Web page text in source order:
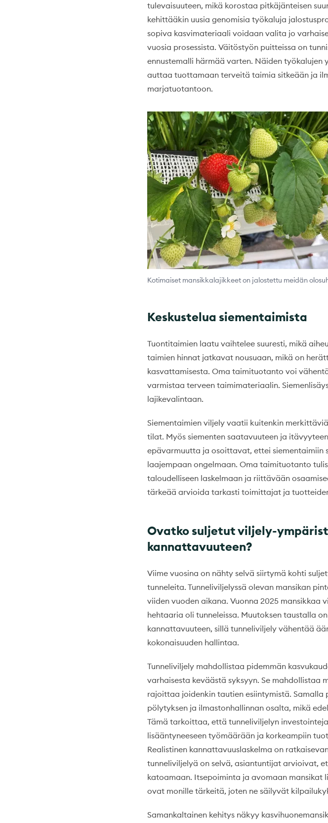
tulevaisuuteen, mikä korostaa pitkäjänteisen
kehittääkin uusia genomisia työkaluja
sopiva kasvimateriaali voidaan valita jo
vuosia prosessista. Väitöstyön puitteissa on
ennustemalli härmää varten. Näiden työkalujen
auttaa tuottamaan terveitä taimia sitkeään ja
marjatuotantoon.
Kotimaiset mansikkalajikkeet on jalostettu meidän
Keskustelua siementaimista
Tuontitaimien laatu vaihtelee suuresti, mikä
taimien hinnat jatkavat nousuaan, mikä on
kasvattamisesta. Oma taimituotanto voi
varmistaa terveen taimimateriaalin.
lajikevalintaan.
Siementaimien viljely vaatii kuitenkin
tilat. Myös siementen saatavuuteen ja
epävarmuutta ja osoittavat, ettei siementaimiin
laajempaan ongelmaan. Oma taimituotanto
taloudelliseen laskelmaan ja riittävään
tärkeää arvioida tarkasti toimittajat ja
Ovatko suljetut viljely-
kannattavuuteen?
Viime vuosina on nähty selvä siirtymä kohti
tunneleita. Tunneliviljelyssä olevan mansikan
viiden vuoden aikana. Vuonna 2025 mansikkaa
hehtaaria oli tunneleissa. Muutoksen taustalla
kannattavuuteen, sillä tunneliviljely vähentää
kokonaisuuden hallintaa.
Tunneliviljely mahdollistaa pidemmän
varhaisesta keväästä syksyyn. Se mahdollistaa
rajoittaa joidenkin tautien esiintymistä. Samalla
pölytyksen ja ilmastonhallinnan osalta, mikä
Tämä tarkoittaa, että tunneliviljelyn
lisääntyneeseen työmäärään ja korkeampiin
Realistinen kannattavuuslaskelma on
tunneliviljelyä on selvä, asiantuntijat arvioivat,
katoamaan. Itsepoiminta ja avomaan mansikat
ovat monille tärkeitä, joten ne säilyvät
Samankaltainen kehitys näkyy